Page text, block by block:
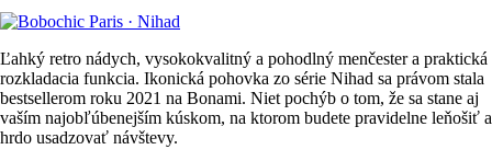
Ľahký retro nádych, vysokokvalitný a pohodlný menčester a praktická
rozkladacia funkcia. Ikonická pohovka zo série Nihad sa právom stala
bestsellerom roku 2021 na Bonami. Niet pochýb o tom, že sa stane aj
vaším najobľúbenejším kúskom, na ktorom budete pravidelne leňošiť a
hrdo usadzovať návštevy.